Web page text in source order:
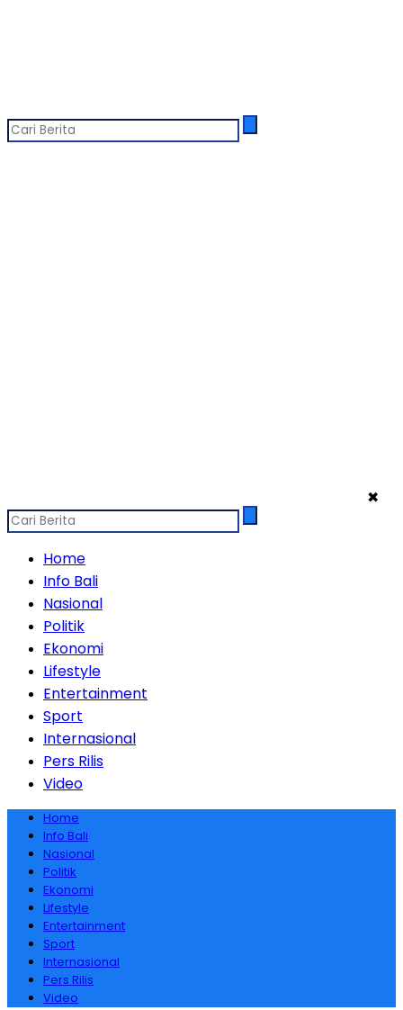
✖
Home
Info Bali
Nasional
Politik
Ekonomi
Lifestyle
Entertainment
Sport
Internasional
Pers Rilis
Video
Home
Info Bali
Nasional
Politik
Ekonomi
Lifestyle
Entertainment
Sport
Internasional
Pers Rilis
Video